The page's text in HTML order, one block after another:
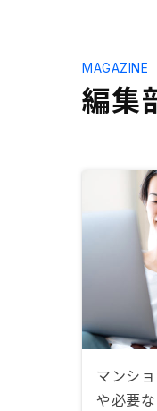
編集
MAGAZINE
マンシ
や必要